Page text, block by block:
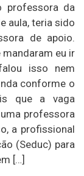
professora da
aula, teria sido
de apoio.
mandaram eu ir
isso nem
conforme o
que a vaga
professora
a profissional
(Seduc) para
[…]